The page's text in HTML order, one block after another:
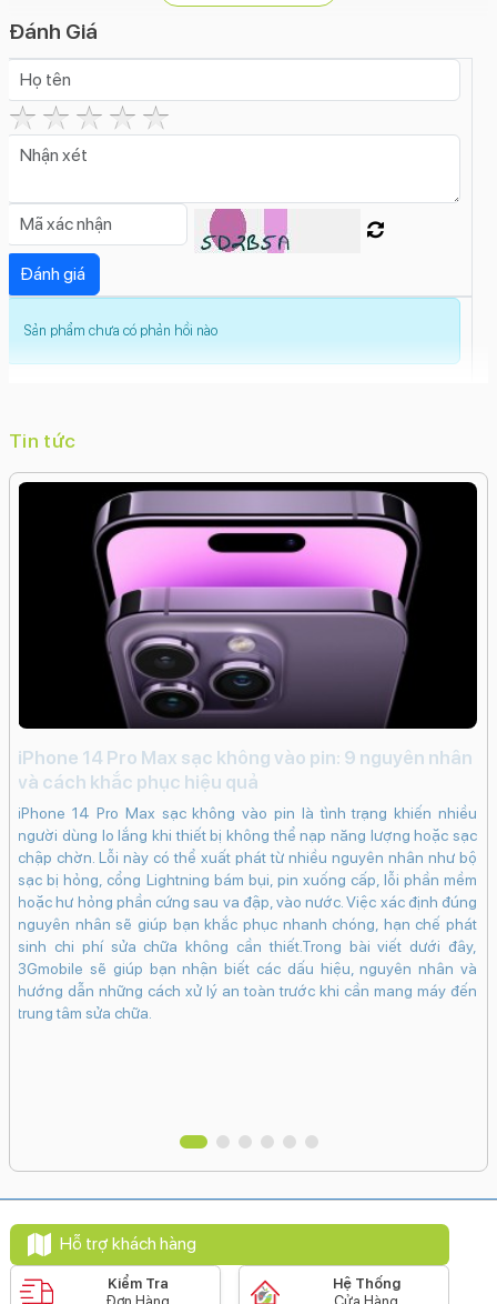
Đánh Giá
Sản phẩm chưa có phản hồi nào
Tin tức
iPhone 14 Pro Max sạc không vào pin: 9 nguyên nhân
và cách khắc phục hiệu quả
iPhone 14 Pro Max sạc không vào pin là tình trạng khiến nhiều
người dùng lo lắng khi thiết bị không thể nạp năng lượng hoặc sạc
chập chờn. Lỗi này có thể xuất phát từ nhiều nguyên nhân như bộ
sạc bị hỏng, cổng Lightning bám bụi, pin xuống cấp, lỗi phần mềm
hoặc hư hỏng phần cứng sau va đập, vào nước. Việc xác định đúng
nguyên nhân sẽ giúp bạn khắc phục nhanh chóng, hạn chế phát
sinh chi phí sửa chữa không cần thiết.Trong bài viết dưới đây,
3Gmobile sẽ giúp bạn nhận biết các dấu hiệu, nguyên nhân và
hướng dẫn những cách xử lý an toàn trước khi cần mang máy đến
trung tâm sửa chữa.
Hỗ trợ khách hàng
Kiểm Tra
Hệ Thống